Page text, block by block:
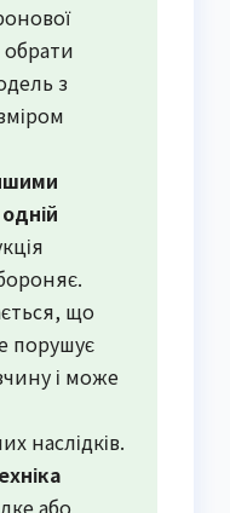
з
що
порушує
і може
наслідків.
або